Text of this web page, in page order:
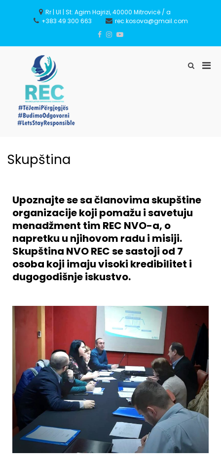
Rr | Ul | St: Agim Hajrizi, 40000 Mitrovicë / a
+383 49 300 663
rec.kosova@gmail.com
Skupština
Upoznajte se sa članovima skupštine
organizacije koji pomažu i savetuju
menadžment tim REC NVO-a, o
napretku u njihovom radu i misiji.
Skupština NVO REC se sastoji od 7
osoba koji imaju visoki kredibilitet i
dugogodišnje iskustvo.